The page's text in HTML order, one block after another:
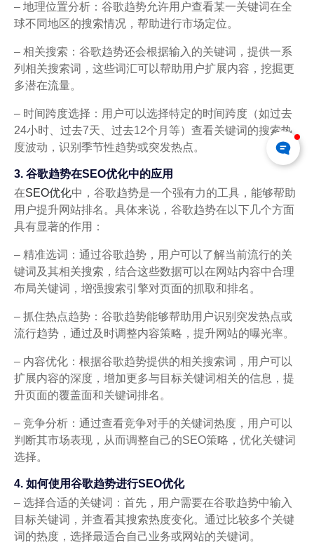
– 地理位置分析：谷歌趋势允许用户查看某一关键词在全
球不同地区的搜索情况，帮助进行市场定位。
– 相关搜索：谷歌趋势还会根据输入的关键词，提供一系
列相关搜索词，这些词汇可以帮助用户扩展内容，挖掘更
多潜在流量。
– 时间跨度选择：用户可以选择特定的时间跨度（如过去
24小时、过去7天、过去12个月等）查看关键词的搜索热
度波动，识别季节性趋势或突发热点。
3. 谷歌趋势在SEO优化中的应用
在SEO优化中，谷歌趋势是一个强有力的工具，能够帮助
用户提升网站排名。具体来说，谷歌趋势在以下几个方面
具有显著的作用：
– 精准选词：通过谷歌趋势，用户可以了解当前流行的关
键词及其相关搜索，结合这些数据可以在网站内容中合理
布局关键词，增强搜索引擎对页面的抓取和排名。
– 抓住热点趋势：谷歌趋势能够帮助用户识别突发热点或
流行趋势，通过及时调整内容策略，提升网站的曝光率。
– 内容优化：根据谷歌趋势提供的相关搜索词，用户可以
扩展内容的深度，增加更多与目标关键词相关的信息，提
升页面的覆盖面和关键词排名。
– 竞争分析：通过查看竞争对手的关键词热度，用户可以
判断其市场表现，从而调整自己的SEO策略，优化关键词
选择。
4. 如何使用谷歌趋势进行SEO优化
– 选择合适的关键词：首先，用户需要在谷歌趋势中输入
目标关键词，并查看其搜索热度变化。通过比较多个关键
词的热度，选择最适合自己业务或网站的关键词。